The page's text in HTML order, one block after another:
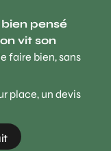
pensé
vit son
faire bien, sans
place, un devis